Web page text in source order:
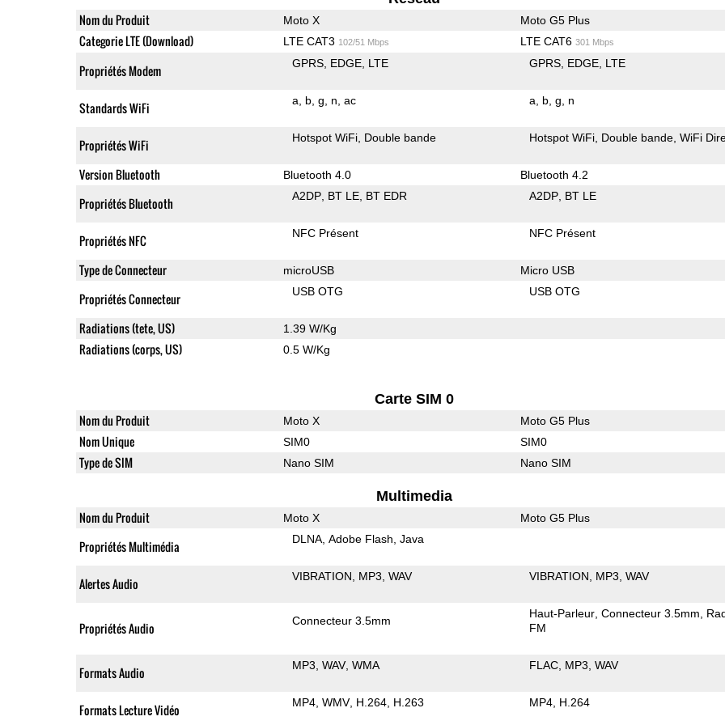
Nom du Produit Moto X Moto G5 Plus
Categorie LTE (Download) LTE CAT3 102/51 Mbps LTE CAT6 301 Mbps
Propriétés Modem GPRS EDGE LTE GPRS EDGE LTE
Standards WiFi a b g n ac a b g n
Propriétés WiFi Hotspot WiFi Double bande Hotspot WiFi Double bande WiFi
Version Bluetooth Bluetooth 4.0 Bluetooth 4.2
Propriétés Bluetooth A2DP BT LE BT EDR A2DP BT LE
Propriétés NFC NFC Présent NFC Présent
Type de Connecteur microUSB Micro USB
Propriétés Connecteur USB OTG USB OTG
Radiations (tete, US) 1.39 W/Kg
Radiations (corps, US) 0.5 W/Kg
Carte SIM 0
Nom du Produit Moto X Moto G5 Plus
Nom Unique SIM0 SIM0
Type de SIM Nano SIM Nano SIM
Multimedia
Nom du Produit Moto X Moto G5 Plus
Propriétés Multimédia DLNA Adobe Flash Java
Alertes Audio VIBRATION MP3 WAV VIBRATION MP3 WAV
Propriétés Audio Connecteur 3.5mm
Haut-Parleur Connecteur 3.5mm
FM
Formats Audio MP3 WAV WMA FLAC MP3 WAV
Formats Lecture Vidéo MP4 WMV H.264 H.263 MP4 H.264